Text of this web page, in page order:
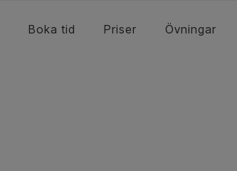
Boka tid Priser Övningar